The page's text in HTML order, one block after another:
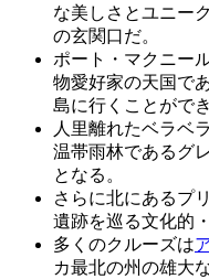
な美しさとユニー
の玄関口だ。
ポート・マクニー
物愛好家の天国で
島に行くことができ
人里離れたベラベ
温帯雨林であるグ
となる。
さらに北にあるプ
遺跡を巡る文化的
多くのクルーズは
カ最北の州の雄大